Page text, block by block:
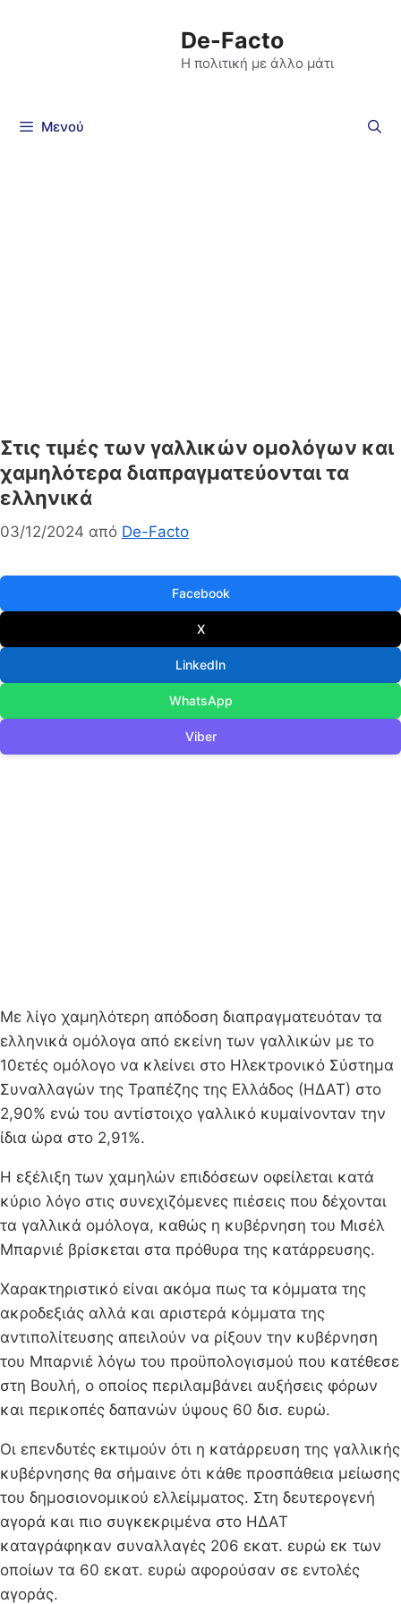
De-Facto
Η πολιτική με άλλο μάτι
Μενού
Στις τιμές των γαλλικών ομολόγων και
χαμηλότερα διαπραγματεύονται τα
ελληνικά
03/12/2024 από De-Facto
Facebook
X
LinkedIn
WhatsApp
Viber
Με λίγο χαμηλότερη απόδοση διαπραγματευόταν τα
ελληνικά ομόλογα από εκείνη των γαλλικών με το
10ετές ομόλογο να κλείνει στο Ηλεκτρονικό Σύστημα
Συναλλαγών της Τραπέζης της Ελλάδος (ΗΔΑΤ) στο
2,90% ενώ του αντίστοιχο γαλλικό κυμαίνονταν την
ίδια ώρα στο 2,91%.
Η εξέλιξη των χαμηλών επιδόσεων οφείλεται κατά
κύριο λόγο στις συνεχιζόμενες πιέσεις που δέχονται
τα γαλλικά ομόλογα, καθώς η κυβέρνηση του Μισέλ
Μπαρνιέ βρίσκεται στα πρόθυρα της κατάρρευσης.
Χαρακτηριστικό είναι ακόμα πως τα κόμματα της
ακροδεξιάς αλλά και αριστερά κόμματα της
αντιπολίτευσης απειλούν να ρίξουν την κυβέρνηση
του Μπαρνιέ λόγω του προϋπολογισμού που κατέθεσε
στη Βουλή, ο οποίος περιλαμβάνει αυξήσεις φόρων
και περικοπές δαπανών ύψους 60 δισ. ευρώ.
Οι επενδυτές εκτιμούν ότι η κατάρρευση της γαλλικής
κυβέρνησης θα σήμαινε ότι κάθε προσπάθεια μείωσης
του δημοσιονομικού ελλείμματος. Στη δευτερογενή
αγορά και πιο συγκεκριμένα στο ΗΔΑΤ
καταγράφηκαν συναλλαγές 206 εκατ. ευρώ εκ των
οποίων τα 60 εκατ. ευρώ αφορούσαν σε εντολές
αγοράς.